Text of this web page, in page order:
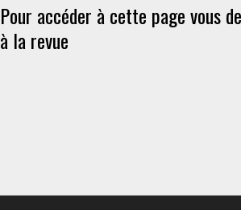
Pour accéder à cette page vous
à la revue